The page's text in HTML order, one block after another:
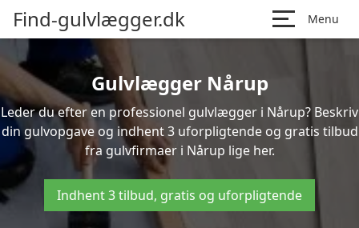
Find-gulvlægger.dk Menu
Gulvlægger Nårup
Leder du efter en professionel gulvlægger i Nårup? Beskriv
din gulvopgave og indhent 3 uforpligtende og gratis tilbud
fra gulvfirmaer i Nårup lige her.
Indhent 3 tilbud, gratis og uforpligtende